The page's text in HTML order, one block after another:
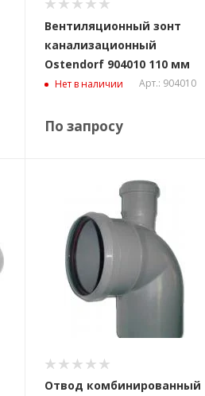
Вентиляционный зонт
канализационный
Ostendorf 904010 110 мм
Нет в наличии Арт.: 904010
По запросу
Отвод комбинированный